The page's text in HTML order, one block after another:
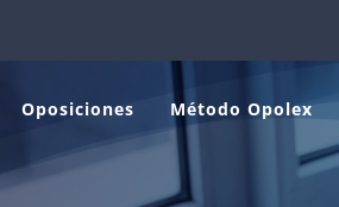
Oposiciones Método Opolex